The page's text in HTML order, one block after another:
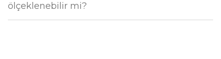
ölçeklenebilir mi?